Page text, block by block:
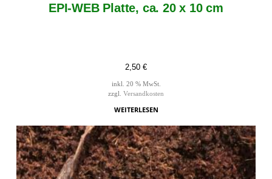
EPI-WEB Platte, ca. 20 x 10 cm
2,50 €
inkl. 20 % MwSt.
zzgl. Versandkosten
WEITERLESEN